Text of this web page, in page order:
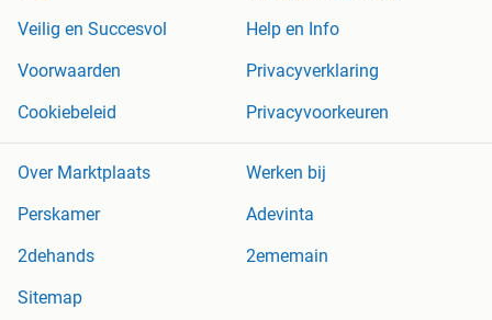
Veilig en Succesvol
Help en Info
Voorwaarden
Privacyverklaring
Cookiebeleid
Privacyvoorkeuren
Over Marktplaats
Werken bij
Perskamer
Adevinta
2dehands
2ememain
Sitemap